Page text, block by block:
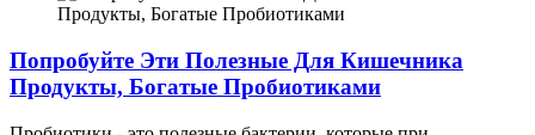
Попробуйте Эти Полезные Для Кишечника
Продукты, Богатые Пробиотиками